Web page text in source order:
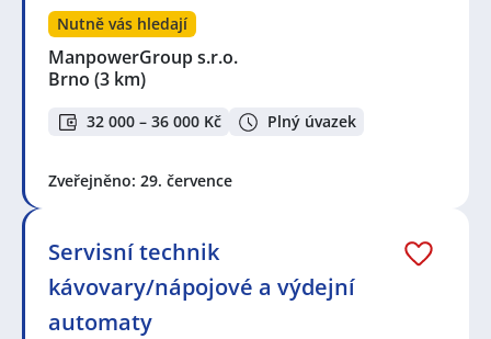
Nutně vás hledají
ManpowerGroup s.r.o.
Brno (3 km)
32 000 – 36 000 Kč Plný úvazek
Zveřejněno: 29. července
Servisní technik
kávovary/nápojové a výdejní
automaty